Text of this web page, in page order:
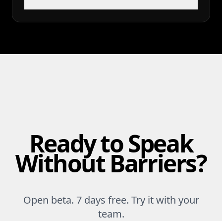
Ready to Speak
Without Barriers?
Open beta. 7 days free. Try it with your
team.